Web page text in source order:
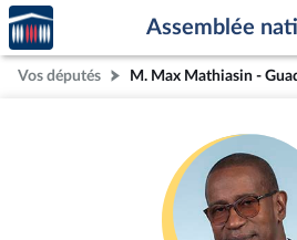
Aller au contenu
Aller en bas de la page
Accèder
à la
page
d'accueil
Assemblée
Vos députés